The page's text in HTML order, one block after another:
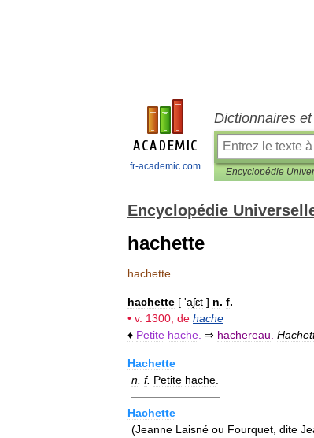
fr-academic.com
Dictionnaires
Encyclopédie
hachette
hachette
hachette [ 'aʃɛt ] n. f.
• v. 1300; de hache
♦ Petite hache ⇒ hachereau
Hachette
n f. Petite hache
————————
Hachette
(Jeanne Laisné ou Fourquet dite